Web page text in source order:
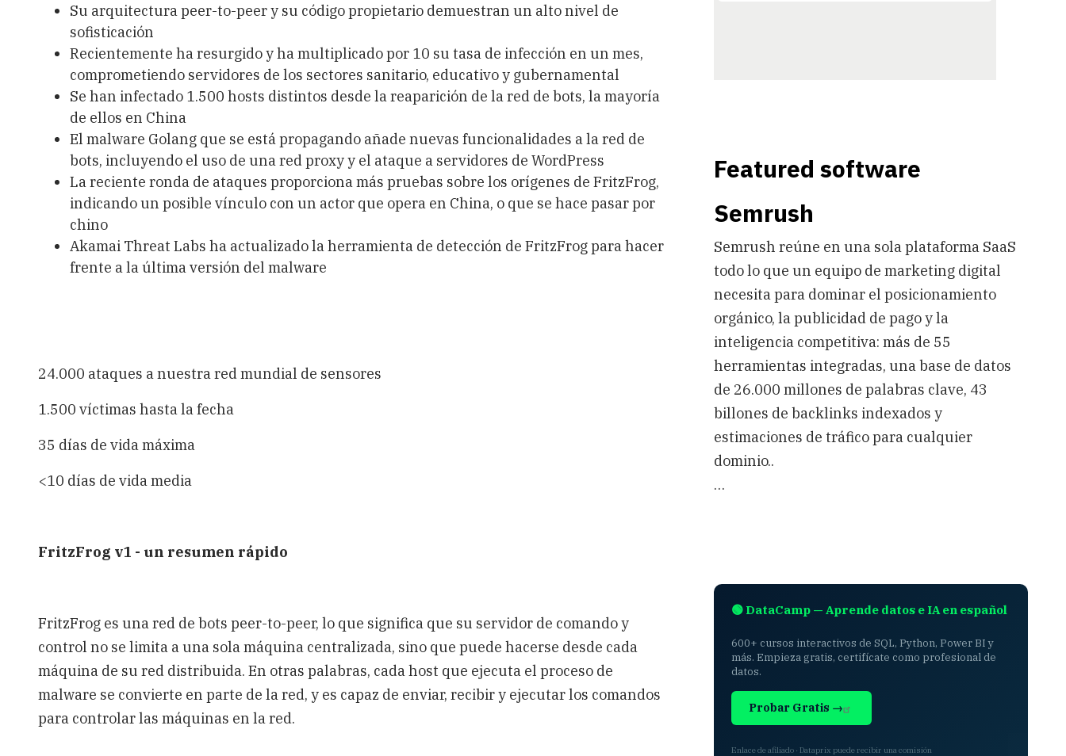
Su arquitectura peer-to-peer y su código propietario demuestran un alto nivel de
sofisticación
Recientemente ha resurgido y ha multiplicado por 10 su tasa de infección en un mes,
comprometiendo servidores de los sectores sanitario, educativo y gubernamental
Se han infectado 1.500 hosts distintos desde la reaparición de la red de bots, la mayoría
de ellos en China
El malware Golang que se está propagando añade nuevas funcionalidades a la red de
bots, incluyendo el uso de una red proxy y el ataque a servidores de WordPress
La reciente ronda de ataques proporciona más pruebas sobre los orígenes de FritzFrog,
indicando un posible vínculo con un actor que opera en China, o que se hace pasar por
chino
Akamai Threat Labs ha actualizado la herramienta de detección de FritzFrog para hacer
frente a la última versión del malware
24.000 ataques a nuestra red mundial de sensores
1.500 víctimas hasta la fecha
35 días de vida máxima
<10 días de vida media
FritzFrog v1 - un resumen rápido
FritzFrog es una red de bots peer-to-peer, lo que significa que su servidor de comando y
control no se limita a una sola máquina centralizada, sino que puede hacerse desde cada
máquina de su red distribuida. En otras palabras, cada host que ejecuta el proceso de
malware se convierte en parte de la red, y es capaz de enviar, recibir y ejecutar los comandos
para controlar las máquinas en la red.
Featured software
Semrush
Semrush reúne en una sola plataforma SaaS
todo lo que un equipo de marketing digital
necesita para dominar el posicionamiento
orgánico, la publicidad de pago y la
inteligencia competitiva: más de 55
herramientas integradas, una base de datos
de 26.000 millones de palabras clave, 43
billones de backlinks indexados y
estimaciones de tráfico para cualquier
dominio..
…
🟢 DataCamp — Aprende datos e IA en español
600+ cursos interactivos de SQL, Python, Power BI y
más. Empieza gratis, certifícate como profesional de
datos.
Probar Gratis →
Enlace de afiliado · Dataprix puede recibir una comisión